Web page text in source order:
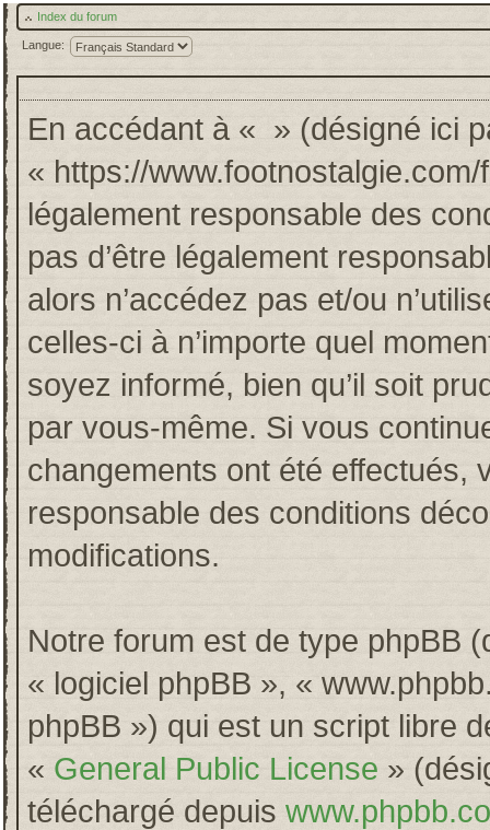
Index du forum
Langue:
En accédant à « » (désigné ici
« https://
légalement responsable des
pas d’être légalement
alors n’accédez pas et/ou
celles-ci à n’importe quel
soyez informé, bien qu’il soit
par vous-même. Si vous
changements ont été effectués,
responsable des conditions
modifications.
Notre forum est de type phpBB
« logiciel phpBB », «
phpBB ») qui est un script libre
« General Public License »
téléchargé depuis